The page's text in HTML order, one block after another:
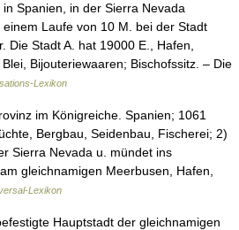
Spanien, in der Sierra Nevada
Laufe von 10 M. bei der Stadt
Die Stadt A. hat 19000 E., Hafen,
Bijouteriewaaren; Bischofssitz. – Die
Lexikon
im Königreiche. Spanien; 1061
Bergbau, Seidenbau, Fischerei; 2)
Sierra Nevada u. mündet ins
gleichnamigen Meerbusen, Hafen,
Lexikon
Hauptstadt der gleichnamigen